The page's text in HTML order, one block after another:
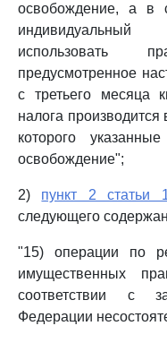
освобождение, а в
индивидуальный
использовать
предусмотренное
с третьего месяца
налога
которого
освобождение";
2) пункт 2 статьи
следующего
"15) операции по
имущественных
соответствии с
Федерации